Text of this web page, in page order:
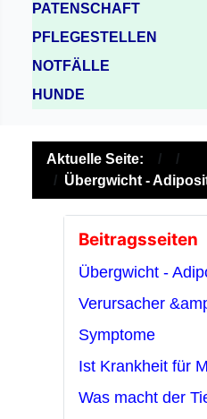
PATENSCHAFT
PFLEGESTELLEN
NOTFÄLLE
HUNDE
Aktuelle Seite:
Übergwicht -
Beitragsseiten
Übergwicht -
Verursacher
Symptome
Ist Krankheit für
Was macht der